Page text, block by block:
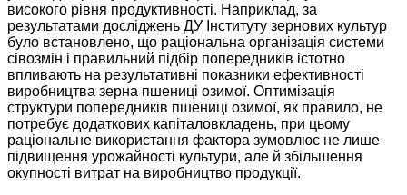
високого рівня продуктивності. Наприклад, за
результатами досліджень ДУ Інституту зернових культур
було встановлено, що раціональна організація системи
сівозмін і правильний підбір попередників істотно
впливають на результативні показники ефективності
виробництва зерна пшениці озимої. Оптимізація
структури попередників пшениці озимої, як правило, не
потребує додаткових капіталовкладень, при цьому
раціональне використання фактора зумовлює не лише
підвищення урожайності культури, але й збільшення
окупності витрат на виробництво продукції.